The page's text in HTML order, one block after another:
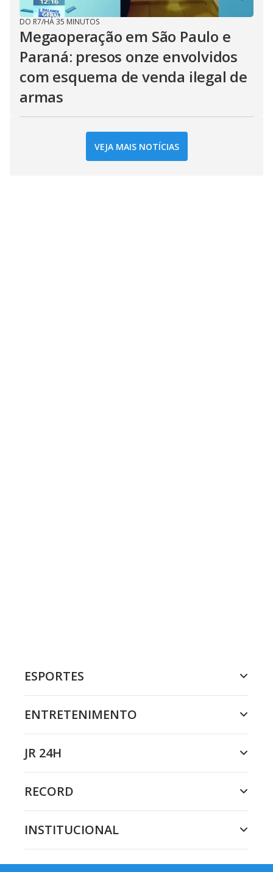
DO R7/HÁ 35 MINUTOS
Megaoperação em São Paulo e
Paraná: presos onze envolvidos
com esquema de venda ilegal de
armas
VEJA MAIS NOTÍCIAS
ESPORTES
ENTRETENIMENTO
JR 24H
RECORD
INSTITUCIONAL